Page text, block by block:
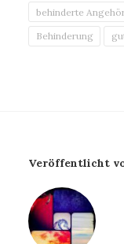
behinderte
Behinderung
Veröffentlicht